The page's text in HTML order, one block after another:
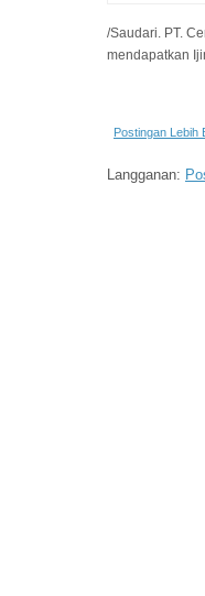
/Saudari. PT.
mendapatkan
Postingan Lebih
Langganan: